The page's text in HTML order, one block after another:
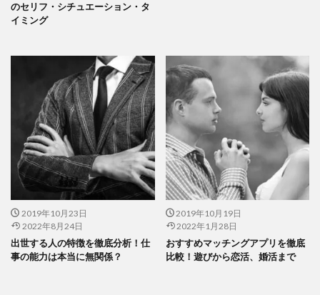
のセリフ・シチュエーション・タ
イミング
2019年10月23日
2022年8月24日
出世する人の特徴を徹底分析！仕
事の能力は本当に無関係？
2019年10月19日
2022年1月28日
おすすめマッチングアプリを徹底
比較！遊びから恋活、婚活まで